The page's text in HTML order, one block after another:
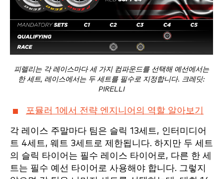
피렐리는 각 레이스마다 세 가지 컴파운드를 선택해 예선에서는
한 세트, 레이스에서는 두 세트를 필수로 지정합니다. 크레딧:
PIRELLI
포뮬러 1에서 전략 엔지니어의 역할 알아보기
각 레이스 주말마다 팀은 슬릭 13세트, 인터미디어
트 4세트, 웨트 3세트로 제한됩니다. 하지만 두 세트
의 슬릭 타이어는 필수 레이스 타이어로, 다른 한 세
트는 필수 예선 타이어로 사용해야 합니다. 그렇지